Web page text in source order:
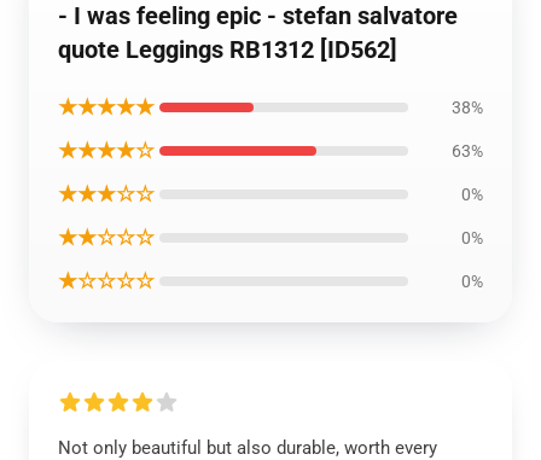
- I was feeling epic - stefan salvatore
quote Leggings RB1312 [ID562]
★★★★★ 38%
★★★★☆ 63%
★★★☆☆ 0%
★★☆☆☆ 0%
★☆☆☆☆ 0%
Not only beautiful but also durable, worth every